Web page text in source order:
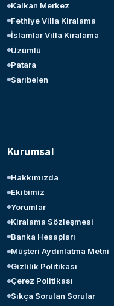
Kalkan Merkez
Fethiye Villa Kiralama
İslamlar Villa Kiralama
Üzümlü
Patara
Sarıbelen
Kurumsal
Hakkımızda
Ekibimiz
Yorumlar
Kiralama Sözleşmesi
Banka Hesapları
Müşteri Aydınlatma Metni
Gizlilik Politikası
Çerez Politikası
Sıkça Sorulan Sorular